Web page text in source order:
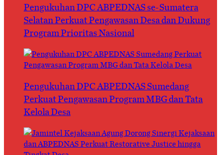
Pengukuhan DPC ABPEDNAS se-Sumatera
Selatan Perkuat Pengawasan Desa dan Dukung
Program Prioritas Nasional
Pengukuhan DPC ABPEDNAS Sumedang
Perkuat Pengawasan Program MBG dan Tata
Kelola Desa